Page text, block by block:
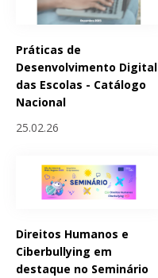
Práticas de
Desenvolvimento Digital
das Escolas - Catálogo
Nacional
25.02.26
Direitos Humanos e
Ciberbullying em
destaque no Seminário